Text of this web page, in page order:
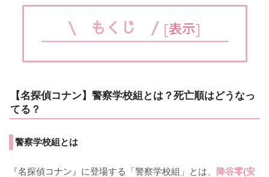
\ もくじ / [表示]
【名探偵コナン】警察学校組とは？死亡順はどうなっ
てる？
警察学校組とは
『名探偵コナン』に登場する「警察学校組」とは、 降谷零(安